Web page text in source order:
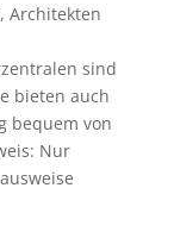
Architekten
sind
bieten auch
bequem von
Nur